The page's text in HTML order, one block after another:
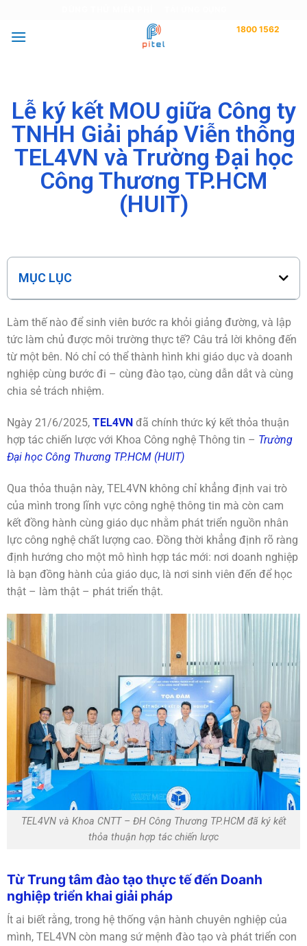
1800 1562
Lễ ký kết MOU giữa Công ty
TNHH Giải pháp Viễn thông
TEL4VN và Trường Đại học
Công Thương TP.HCM
(HUIT)
MỤC LỤC
Làm thế nào để sinh viên bước ra khỏi giảng đường, và lập
tức làm chủ được môi trường thực tế? Câu trả lời không đến
từ một bên. Nó chỉ có thể thành hình khi giáo dục và doanh
nghiệp cùng bước đi – cùng đào tạo, cùng dẫn dắt và cùng
chia sẻ trách nhiệm.
Ngày 21/6/2025, TEL4VN đã chính thức ký kết thỏa thuận
hợp tác chiến lược với Khoa Công nghệ Thông tin – Trường
Đại học Công Thương TP.HCM (HUIT)
Qua thỏa thuận này, TEL4VN không chỉ khẳng định vai trò
của mình trong lĩnh vực công nghệ thông tin mà còn cam
kết đồng hành cùng giáo dục nhằm phát triển nguồn nhân
lực công nghệ chất lượng cao. Đồng thời khẳng định rõ ràng
định hướng cho một mô hình hợp tác mới: nơi doanh nghiệp
là bạn đồng hành của giáo dục, là nơi sinh viên đến để học
thật – làm thật – phát triển thật.
TEL4VN và Khoa CNTT – ĐH Công Thương TP.HCM đã ký kết
thỏa thuận hợp tác chiến lược
Từ Trung tâm đào tạo thực tế đến Doanh
nghiệp triển khai giải pháp
Ít ai biết rằng, trong hệ thống vận hành chuyên nghiệp của
mình, TEL4VN còn mang sứ mệnh đào tạo và phát triển con